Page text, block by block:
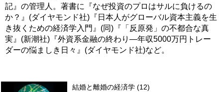
記』の管理人。著書に『なぜ投資のプロはサルに負けるの
か？』(ダイヤモンド社)『日本人がグローバル資本主義を生
き抜くための経済学入門』(同)『「反原発」の不都合な真
実』(新潮社)『外資系金融の終わり―年収5000万円トレー
ダーの悩ましき日々』(ダイヤモンド社)など。
結婚と離婚の経済学 (12)